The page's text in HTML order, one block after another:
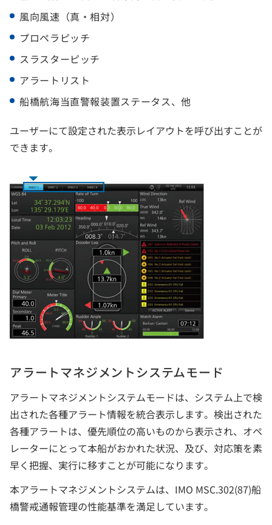
風向風速（真・相対）
プロペラピッチ
スラスターピッチ
アラートリスト
船橋航海当直警報装置ステータス、他
ユーザーにて設定された表示レイアウトを呼び出すことが
できます。
アラートマネジメントシステムモード
アラートマネジメントシステムモードは、システム上で検
出された各種アラート情報を統合表示します。検出された
各種アラートは、優先順位の高いものから表示され、オペ
レーターにとって本船がおかれた状況、及び、対応策を素
早く把握、実行に移すことが可能になります。
本アラートマネジメントシステムは、IMO MSC.302(87)船
橋警戒通報管理の性能基準を満足しています。